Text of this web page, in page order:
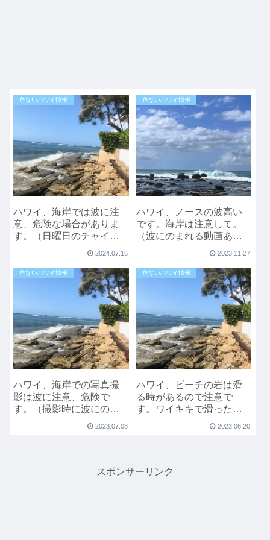
危ないハワイ情報
ハワイ、海岸では波に注
意、危険な場合がありま
す。（日曜日のチャイナ
フォールの動画あり）
2024.07.16
危ないハワイ情報
ハワイ、ノースの波高い
です。海岸は注意して。
（波にのまれる動画あ
2023.11.27
危ないハワイ情報
ハワイ、海岸での写真撮
影は波に注意、危険で
す。（撮影時に波にのま
2023.07.08
危ないハワイ情報
ハワイ、ビーチの岩は滑
る時があるので注意で
す。ワイキキで滑った動
2023.06.20
スポンサーリンク